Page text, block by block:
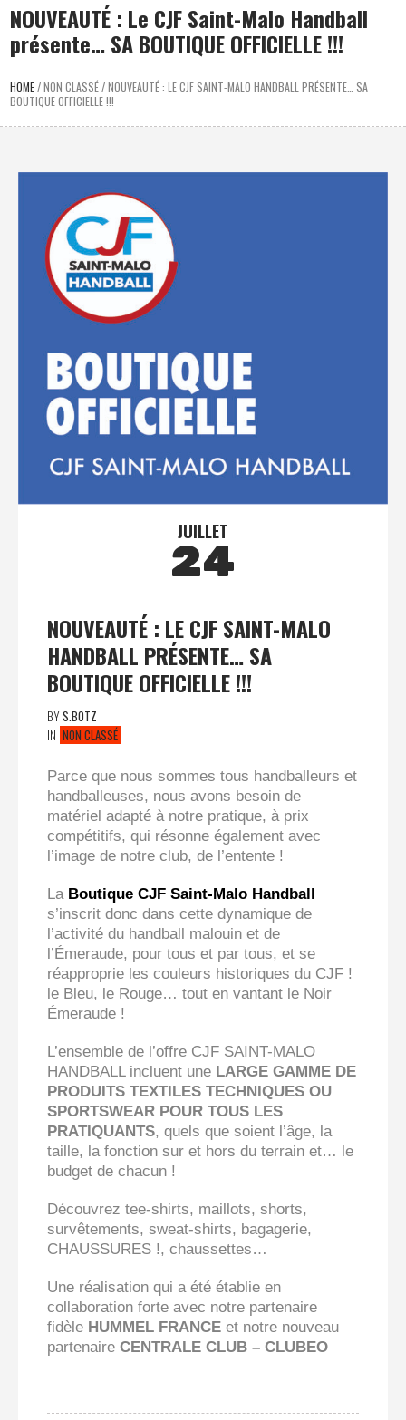
NOUVEAUTÉ : Le CJF Saint-Malo Handball
présente… SA BOUTIQUE OFFICIELLE !!!
HOME/NON CLASSÉ/NOUVEAUTÉ : LE CJF SAINT-MALO HANDBALL PRÉSENTE… SA
BOUTIQUE OFFICIELLE !!!
JUILLET
24
NOUVEAUTÉ : LE CJF SAINT-MALO
HANDBALL PRÉSENTE… SA
BOUTIQUE OFFICIELLE !!!
BYS.BOTZ
IN NON CLASSÉ
Parce que nous sommes tous handballeurs et
handballeuses, nous avons besoin de
matériel adapté à notre pratique, à prix
compétitifs, qui résonne également avec
l’image de notre club, de l’entente !
La Boutique CJF Saint-Malo Handball
s’inscrit donc dans cette dynamique de
l’activité du handball malouin et de
l’Émeraude, pour tous et par tous, et se
réapproprie les couleurs historiques du CJF !
le Bleu, le Rouge… tout en vantant le Noir
Émeraude !
L’ensemble de l’offre CJF SAINT-MALO
HANDBALL incluent une LARGE GAMME DE
PRODUITS TEXTILES TECHNIQUES OU
SPORTSWEAR POUR TOUS LES
PRATIQUANTS, quels que soient l’âge, la
taille, la fonction sur et hors du terrain et… le
budget de chacun !
Découvrez tee-shirts, maillots, shorts,
survêtements, sweat-shirts, bagagerie,
CHAUSSURES !, chaussettes…
Une réalisation qui a été établie en
collaboration forte avec notre partenaire
fidèle HUMMEL FRANCE et notre nouveau
partenaire CENTRALE CLUB – CLUBEO